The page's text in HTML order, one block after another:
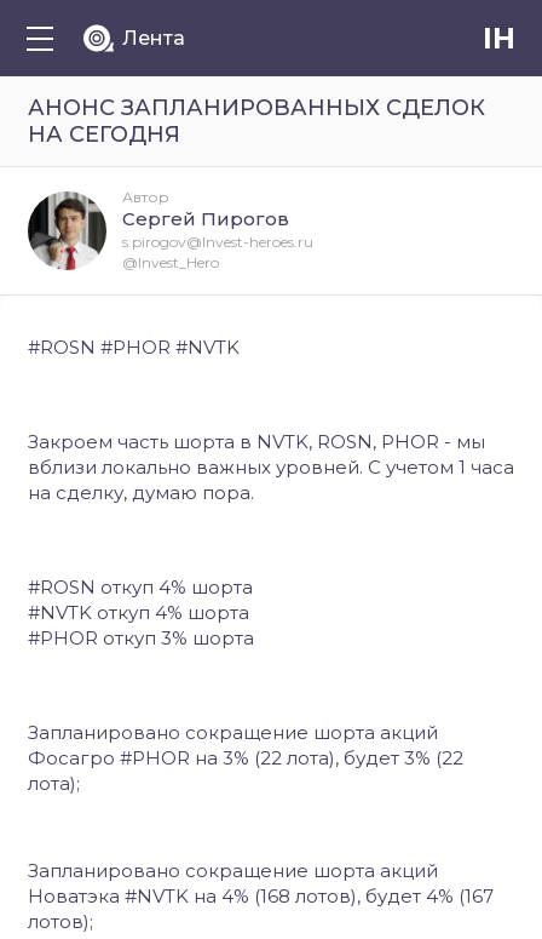
Лента IH
АНОНС ЗАПЛАНИРОВАННЫХ СДЕЛОК
НА СЕГОДНЯ
#ROSN #PHOR #NVTK
Закроем часть шорта в NVTK, ROSN, PHOR - мы
вблизи локально важных уровней. С учетом 1 часа
на сделку, думаю пора.
#ROSN откуп 4% шорта
#NVTK откуп 4% шорта
#PHOR откуп 3% шорта
Запланировано сокращение шорта акций
Фосагро #PHOR на 3% (22 лота), будет 3% (22
лота);
Запланировано сокращение шорта акций
Новатэка #NVTK на 4% (168 лотов), будет 4% (167
лотов);
Автор
Сергей Пирогов
s.pirogov@Invest-heroes.ru
@Invest_Hero